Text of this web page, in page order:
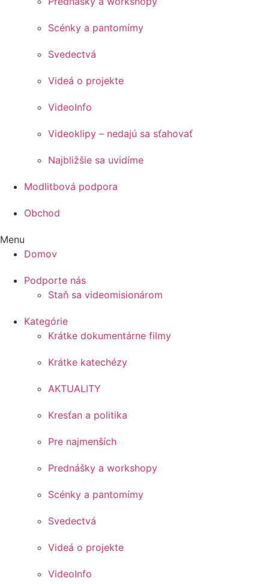
Scénky a pantomímy
Svedectvá
Videá o projekte
VideoInfo
Videoklipy – nedajú sa sťahovať
Najbližšie sa uvidíme
Modlitbová podpora
Obchod
Menu
Domov
Podporte nás
Staň sa videomisionárom
Kategórie
Krátke dokumentárne filmy
Krátke katechézy
AKTUALITY
Kresťan a politika
Pre najmenších
Prednášky a workshopy
Scénky a pantomímy
Svedectvá
Videá o projekte
VideoInfo